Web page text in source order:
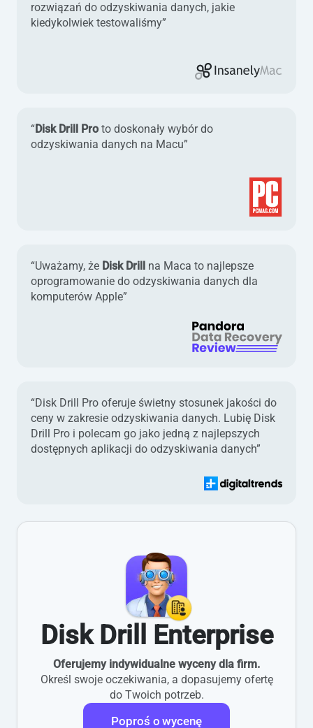
rozwiązań do odzyskiwania danych, jakie
kiedykolwiek testowaliśmy”
“Disk Drill Pro to doskonały wybór do
odzyskiwania danych na Macu”
“Uważamy, że Disk Drill na Maca to najlepsze
oprogramowanie do odzyskiwania danych dla
komputerów Apple”
“Disk Drill Pro oferuje świetny stosunek jakości do
ceny w zakresie odzyskiwania danych. Lubię Disk
Drill Pro i polecam go jako jedną z najlepszych
dostępnych aplikacji do odzyskiwania danych”
Disk Drill Enterprise
Oferujemy indywidualne wyceny dla firm.
Określ swoje oczekiwania, a dopasujemy ofertę
do Twoich potrzeb.
Poproś o wycenę